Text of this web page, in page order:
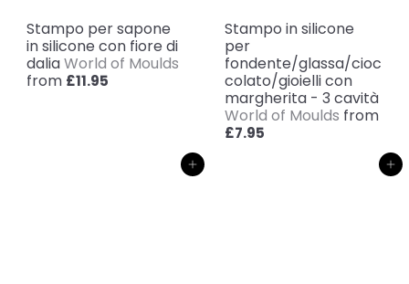
Stampo per sapone
in silicone con fiore di
daliaWorld of Moulds
from £11.95
Stampo in silicone
per
fondente/glassa/cioc
colato/gioielli con
margherita - 3 cavità
World of Moulds from
£7.95
Aggiungi al carrello Aggiungi al carrello